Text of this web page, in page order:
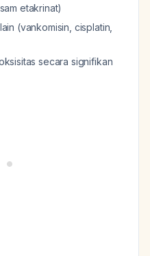
etakrinat)
(vankomisin, cisplatin,
secara signifikan